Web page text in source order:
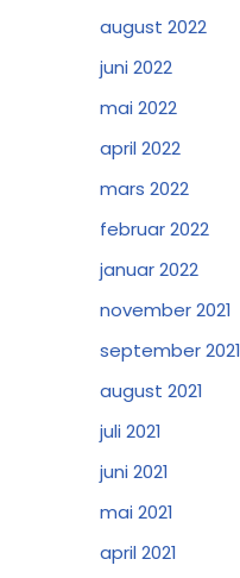
august 2022
juni 2022
mai 2022
april 2022
mars 2022
februar 2022
januar 2022
november 2021
september 2021
august 2021
juli 2021
juni 2021
mai 2021
april 2021